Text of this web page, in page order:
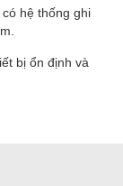
có hệ thống ghi
bị ổn định và